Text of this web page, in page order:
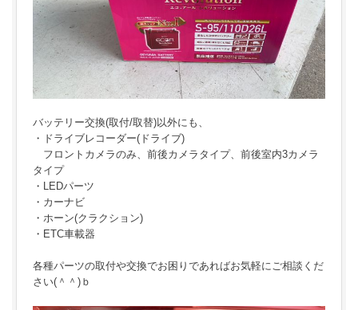
バッテリー交換(取付/取替)以外にも、
・ドライブレコーダー(ドライブ)
フロントカメラのみ、前後カメラタイプ、前後室内3カメラ
タイプ
・LEDパーツ
・カーナビ
・ホーン(クラクション)
・ETC車載器
各種パーツの取付や交換でお困りであればお気軽にご相談くだ
さい(＾＾)ｂ